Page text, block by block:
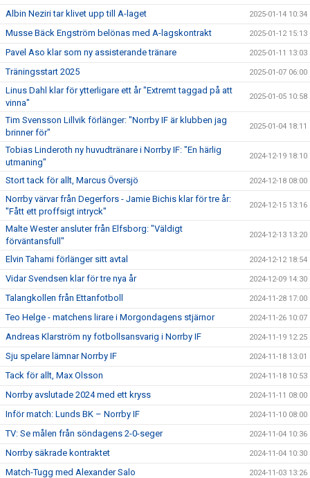
Albin Neziri tar klivet upp till A-laget 2025-01-14 10:34
Musse Bäck Engström belönas med A-lagskontrakt 2025-01-12 15:13
Pavel Aso klar som ny assisterande tränare 2025-01-11 13:03
Träningsstart 2025 2025-01-07 06:00
Linus Dahl klar för ytterligare ett år "Extremt taggad på att
vinna"
2025-01-05 10:58
Tim Svensson Lillvik förlänger: "Norrby IF är klubben jag
brinner för"
2025-01-04 18:11
Tobias Linderoth ny huvudtränare i Norrby IF: "En härlig
utmaning"
2024-12-19 18:10
Stort tack för allt, Marcus Översjö 2024-12-18 08:00
Norrby värvar från Degerfors - Jamie Bichis klar för tre år:
"Fått ett proffsigt intryck"
2024-12-15 13:16
Malte Wester ansluter från Elfsborg: "Väldigt
förväntansfull"
2024-12-13 13:20
Elvin Tahami förlänger sitt avtal 2024-12-12 18:54
Vidar Svendsen klar för tre nya år 2024-12-09 14:30
Talangkollen från Ettanfotboll 2024-11-28 17:00
Teo Helge - matchens lirare i Morgondagens stjärnor 2024-11-26 10:07
Andreas Klarström ny fotbollsansvarig i Norrby IF 2024-11-19 12:25
Sju spelare lämnar Norrby IF 2024-11-18 13:01
Tack för allt, Max Olsson 2024-11-18 10:53
Norrby avslutade 2024 med ett kryss 2024-11-11 08:00
Inför match: Lunds BK – Norrby IF 2024-11-10 08:00
TV: Se målen från söndagens 2-0-seger 2024-11-04 10:36
Norrby säkrade kontraktet 2024-11-04 10:30
Match-Tugg med Alexander Salo 2024-11-03 13:26